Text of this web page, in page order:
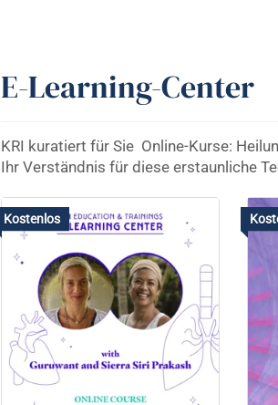
E-Learning-Center
KRI kuratiert für Sie Online-Kurse:
Ihr Verständnis für diese erstaunliche
Kostenlos